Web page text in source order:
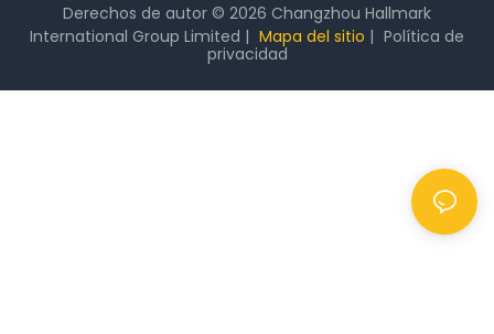
Derechos de autor © 2026 Changzhou Hallmark
International Group Limited | Mapa del sitio | Política de
privacidad